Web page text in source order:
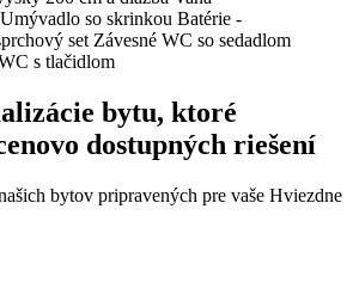
Umývadlo so skrinkou Batérie -
set Závesné WC so sedadlom
s tlačidlom
bytu, ktoré
dostupných riešení
bytov pripravených pre vaše Hviezdne